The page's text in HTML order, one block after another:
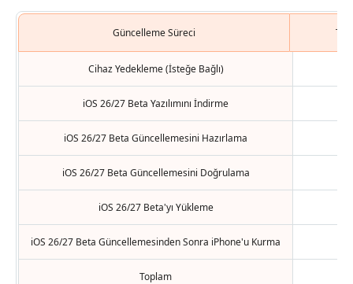
Güncelleme Süreci
Cihaz Yedekleme (İsteğe Bağlı)
iOS 26/27 Beta Yazılımını İndirme
iOS 26/27 Beta Güncellemesini Hazırlama
iOS 26/27 Beta Güncellemesini Doğrulama
iOS 26/27 Beta'yı Yükleme
iOS 26/27 Beta Güncellemesinden Sonra iPhone'u Kurma
Toplam